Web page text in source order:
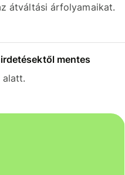
átváltási árfolyamaikat.
mentes
alatt.